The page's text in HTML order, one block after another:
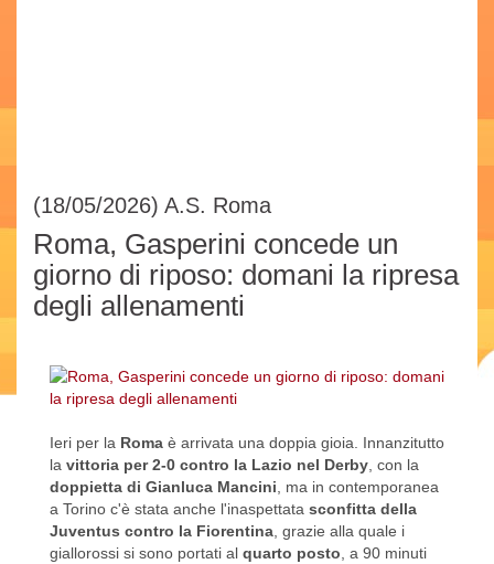
(18/05/2026) A.S. Roma
Roma, Gasperini concede un
giorno di riposo: domani la ripresa
degli allenamenti
Ieri per la Roma è arrivata una doppia gioia. Innanzitutto
la vittoria per 2-0 contro la Lazio nel Derby, con la
doppietta di Gianluca Mancini, ma in contemporanea
a Torino c'è stata anche l'inaspettata sconfitta della
Juventus contro la Fiorentina, grazie alla quale i
giallorossi si sono portati al quarto posto, a 90 minuti